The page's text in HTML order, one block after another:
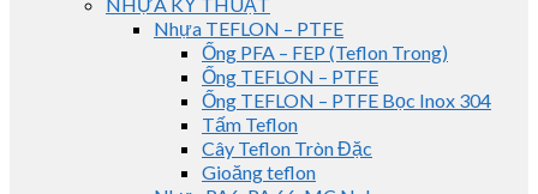
Nhựa TEFLON – PTFE
Ống PFA – FEP (Teflon Trong)
Ống TEFLON – PTFE
Ống TEFLON – PTFE Bọc Inox 304
Tấm Teflon
Cây Teflon Tròn Đặc
Gioăng teflon